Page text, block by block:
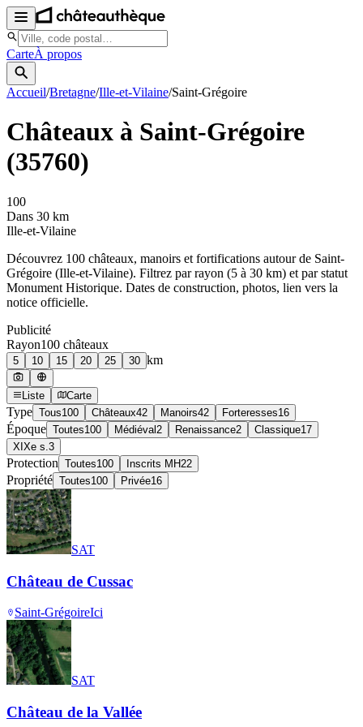
CarteÀ propos
Accueil/Bretagne/Ille-et-Vilaine/Saint-Grégoire
Châteaux à Saint-Grégoire
(35760)
100
Dans 30 km
Ille-et-Vilaine
Découvrez 100 châteaux, manoirs et fortifications autour de Saint-
Grégoire (Ille-et-Vilaine). Filtrez par rayon (5 à 30 km) et par statut
Monument Historique. Dates de construction, photos, lien vers la
notice officielle.
Publicité
Rayon100 châteaux
5 10 15 20 25 30 km
Liste Carte
Type Tous100 Châteaux42 Manoirs42 Forteresses16
Époque Toutes100 Médiéval 2 Renaissance2 Classique17
XIXe s. 3
Protection Toutes100 Inscrits MH22
Propriété Toutes100 Privée16
SAT
Château de Cussac
Saint-GrégoireIci
SAT
Château de la Vallée